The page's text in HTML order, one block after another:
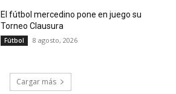
El fútbol mercedino pone en juego su
Torneo Clausura
Fútbol 8 agosto, 2026
Cargar más